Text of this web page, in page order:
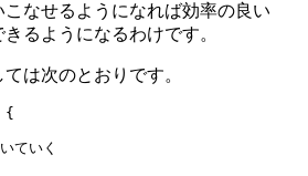
なせるようになれば効率の良い
るようになるわけです。
は次のとおりです。
{
ていく